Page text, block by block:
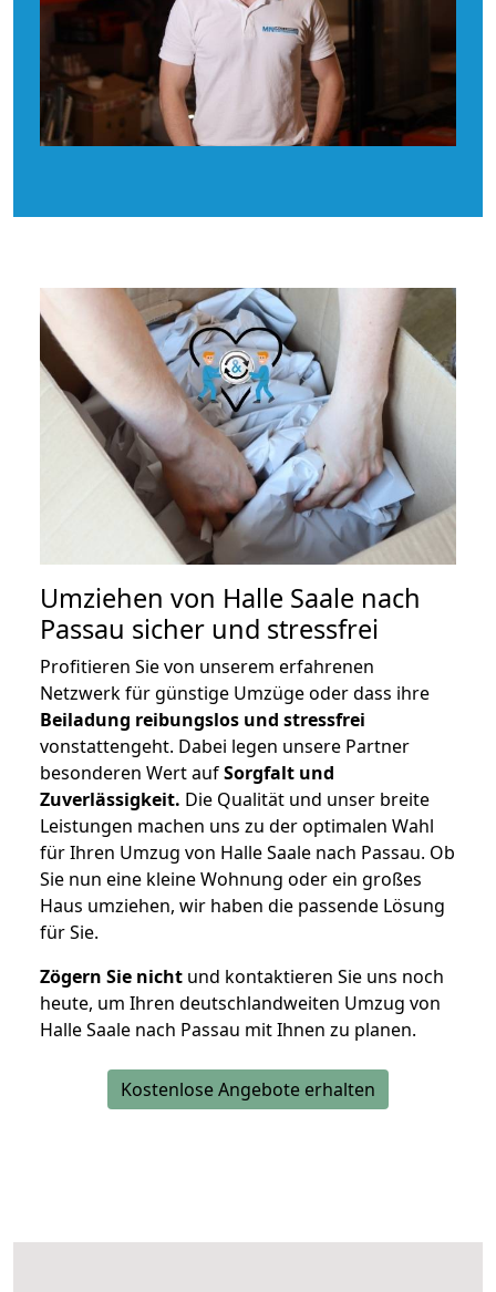
Umziehen von Halle Saale nach
Passau sicher und stressfrei
Profitieren Sie von unserem erfahrenen
Netzwerk für günstige Umzüge oder dass ihre
Beiladung reibungslos und stressfrei
vonstattengeht. Dabei legen unsere Partner
besonderen Wert aufSorgfalt und
Zuverlässigkeit. Die Qualität und unser breite
Leistungen machen uns zu der optimalen Wahl
für Ihren Umzug von Halle Saale nach Passau. Ob
Sie nun eine kleine Wohnung oder ein großes
Haus umziehen, wir haben die passende Lösung
für Sie.
Zögern Sie nicht und kontaktieren Sie uns noch
heute, um Ihren deutschlandweiten Umzug von
Halle Saale nach Passau mit Ihnen zu planen.
Kostenlose Angebote erhalten